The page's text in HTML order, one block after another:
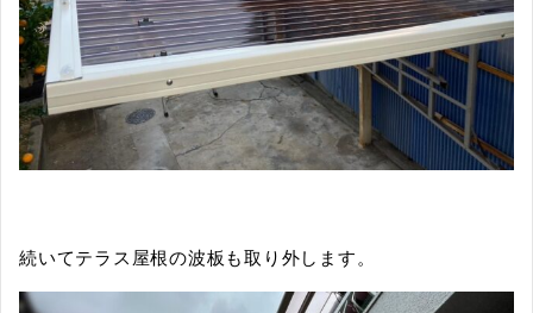
続いてテラス屋根の波板も取り外します。